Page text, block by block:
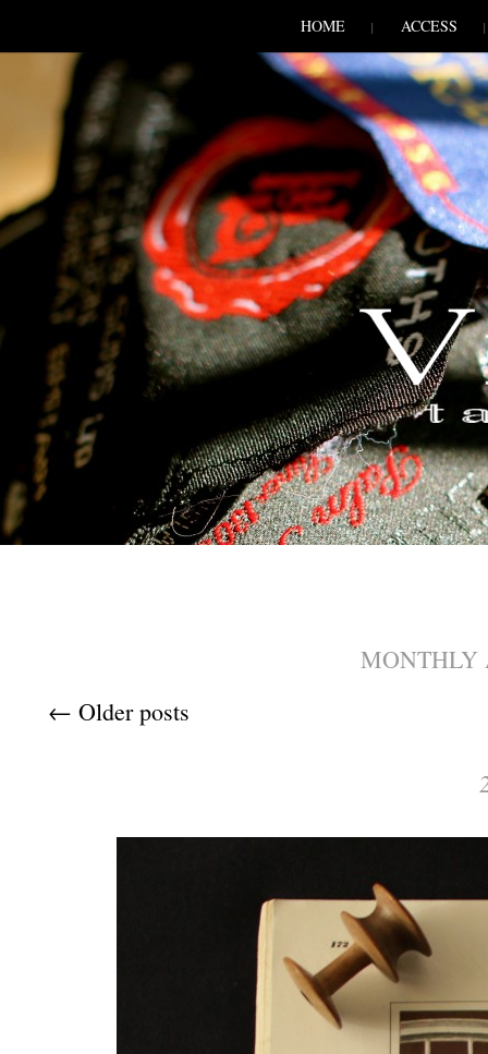
HOME ACCESS
MONTHLY
Post navigation
← Older posts